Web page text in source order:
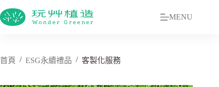
MENU
首頁 / ESG永續禮品 / 客製化服務